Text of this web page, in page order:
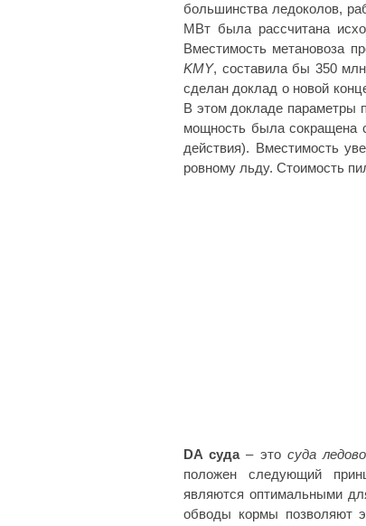
большинства ледоколов,
МВт была рассчитана
Вместимость метановоза
KMY, составила бы 350
сделан доклад о новой
В этом докладе параметры
мощность была сокращена
действия). Вместимость
ровному льду. Стоимость
DA суда– это суда
положен следующий
являются оптимальными
обводы кормы позволяют